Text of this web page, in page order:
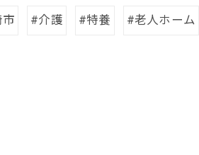
#介護 #特養 #老人ホーム